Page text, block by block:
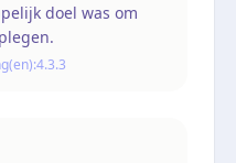
doel was om
4.3.3